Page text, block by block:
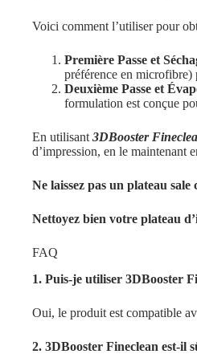
Voici comment l’utiliser pour
Première Passe et
préférence en microfibre)
Deuxième Passe et
formulation est conçue
En utilisant 3DBooster
d’impression, en le maintenant
Ne laissez pas un plateau
Nettoyez bien votre plateau
FAQ
1. Puis-je utiliser 3DBooster
Oui, le produit est compatible
2. 3DBooster Fineclean est-il